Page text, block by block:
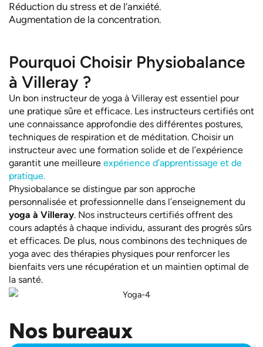
Réduction du stress et de l’anxiété.
Augmentation de la concentration.
Pourquoi Choisir Physiobalance
à Villeray ?
Un bon instructeur de yoga à Villeray est essentiel pour
une pratique sûre et efficace. Les instructeurs certifiés ont
une connaissance approfondie des différentes postures,
techniques de respiration et de méditation. Choisir un
instructeur avec une formation solide et de l’expérience
garantit une meilleure expérience d’apprentissage et de
pratique.
Physiobalance se distingue par son approche
personnalisée et professionnelle dans l’enseignement du
yoga à Villeray. Nos instructeurs certifiés offrent des
cours adaptés à chaque individu, assurant des progrès sûrs
et efficaces. De plus, nous combinons des techniques de
yoga avec des thérapies physiques pour renforcer les
bienfaits vers une récupération et un maintien optimal de
la santé.
Nos bureaux